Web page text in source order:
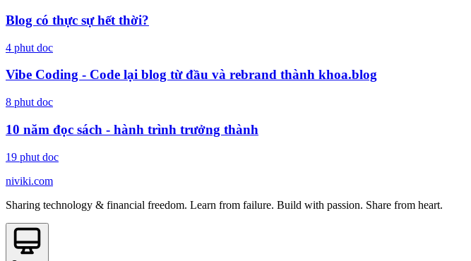
Blog có thực sự hết thời?
4 phut doc
Vibe Coding - Code lại blog từ đầu và rebrand thành khoa.blog
8 phut doc
10 năm đọc sách - hành trình trưởng thành
19 phut doc
niviki.com
Sharing technology & financial freedom. Learn from failure. Build with passion. Share from heart.